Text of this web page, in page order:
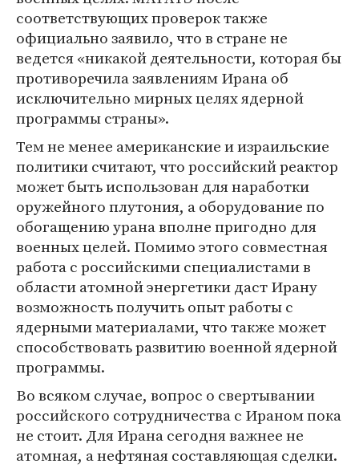
соответствующих проверок также
официально заявило, что в стране не
ведется «никакой деятельности, которая бы
противоречила заявлениям Ирана об
исключительно мирных целях ядерной
программы страны».
Тем не менее американские и израильские
политики считают, что российский реактор
может быть использован для наработки
оружейного плутония, а оборудование по
обогащению урана вполне пригодно для
военных целей. Помимо этого совместная
работа с российскими специалистами в
области атомной энергетики даст Ирану
возможность получить опыт работы с
ядерными материалами, что также может
способствовать развитию военной ядерной
программы.
Во всяком случае, вопрос о свертывании
российского сотрудничества с Ираном пока
не стоит. Для Ирана сегодня важнее не
атомная, а нефтяная составляющая сделки.